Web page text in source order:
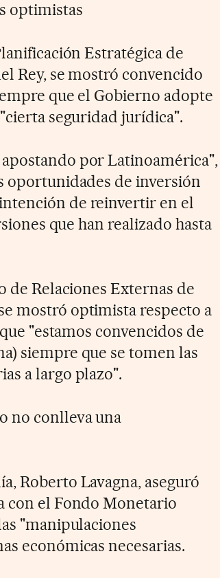
optimistas
Estratégica de
Rey, se mostró convencido
que el Gobierno adopte
seguridad jurídica".
por Latinoamérica",
oportunidades de inversión
de reinvertir en el
que han realizado hasta
Relaciones Externas de
mostró optimista respecto a
"estamos convencidos de
siempre que se tomen las
a largo plazo".
no conlleva una
Roberto Lavagna, aseguró
con el Fondo Monetario
"manipulaciones
económicas necesarias.